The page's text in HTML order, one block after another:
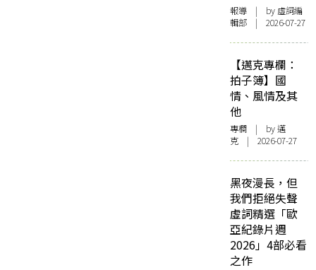
報導 | by 虛詞編
輯部 | 2026-07-27
【邁克專欄：
拍子簿】國
情、風情及其
他
專欄 | by邁
克 | 2026-07-27
黑夜漫長，但
我們拒絕失聲
虛詞精選「歐
亞紀錄片週
2026」4部必看
之作